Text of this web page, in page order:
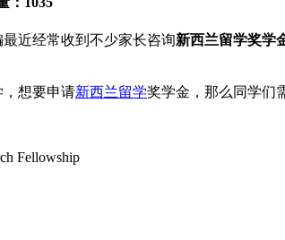
近经常收到不少家长咨询新西兰留学奖学
想要申请新西兰留学奖学金，那么同学们
Fellowship